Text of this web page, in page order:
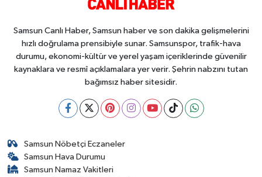
Samsun Canlı Haber, Samsun haber ve son dakika gelişmelerini
hızlı doğrulama prensibiyle sunar. Samsunspor, trafik-hava
durumu, ekonomi-kültür ve yerel yaşam içeriklerinde güvenilir
kaynaklara ve resmî açıklamalara yer verir. Şehrin nabzını tutan
bağımsız haber sitesidir.
Samsun Nöbetçi Eczaneler
Samsun Hava Durumu
Samsun Namaz Vakitleri